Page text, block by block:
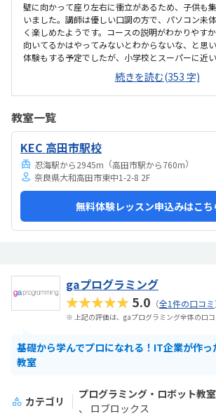
壁に向かって座り左右に衝立があるため、子供も
いました。講師は優しい口調の方で、パソコン未
く楽しめたようです。コースの説明がわかりやす
向いてるかはやってみないとわからないな、と思
体験もする予定でしたが、小学校とスーパーに近
めました。息子はゲーミングチェアに初めて座れ
す。開放的というよりは、落ち着いて楽しめると
っていそうです。少し高いなという印象ですが、
ました。日頃はSwitchで、マイクラやぽこあポケ
でいます。担当の方と相談して今回のコースが向
と勧められました。
続きを読む(353 字)
教室一覧
KEC 高田市駅校
忍海駅から2945m （高田市駅から760m）
奈良県大和高田市東中1-2-8 2F
無料体験レッスン申込みはこち
gaプログラミング
★★★★★ 5.0 （全1件の口コミ
※ 上記の評価は、gaプログラミング全体の口
基礎から学んでプロになれる！IT企業が作
教室
カテゴリ
プログラミング・ロボット教室
ロブロックス